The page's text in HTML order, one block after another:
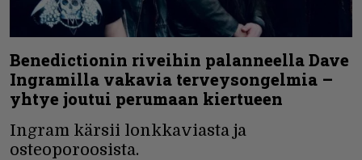
Benedictionin riveihin palanneella Dave
Ingramilla vakavia terveysongelmia –
yhtye joutui perumaan kiertueen
Ingram kärsii lonkkaviasta ja
osteoporoosista.